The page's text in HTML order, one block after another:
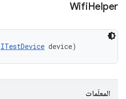
WifiHelper
ITestDevice device)
المعلَمات